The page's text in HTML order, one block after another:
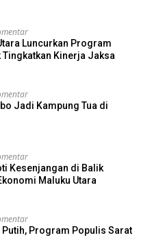
Luncurkan Program
Tingkatkan Kinerja Jaksa
Jadi Kampung Tua di
Kesenjangan di Balik
Maluku Utara
Putih, Program Populis Sarat